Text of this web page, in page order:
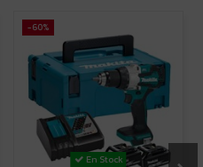
-60%
En Stock